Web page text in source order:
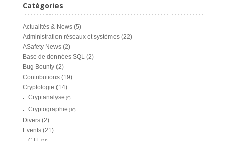
Catégories
Actualités & News (5)
Administration réseaux et systèmes (22)
ASafety News (2)
Base de données SQL (2)
Bug Bounty (2)
Contributions (19)
Cryptologie (14)
Cryptanalyse (9)
Cryptographie (10)
Divers (2)
Events (21)